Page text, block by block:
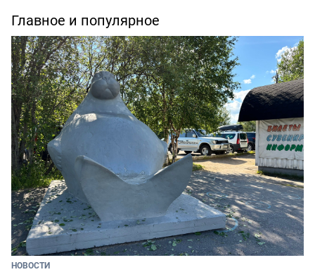
Главное и популярное
НОВОСТИ